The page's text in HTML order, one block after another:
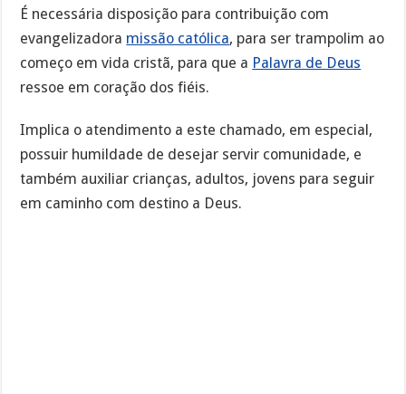
É necessária disposição para contribuição com
evangelizadora missão católica, para ser trampolim ao
começo em vida cristã, para que a Palavra de Deus
ressoe em coração dos fiéis.
Implica o atendimento a este chamado, em especial,
possuir humildade de desejar servir comunidade, e
também auxiliar crianças, adultos, jovens para seguir
em caminho com destino a Deus.